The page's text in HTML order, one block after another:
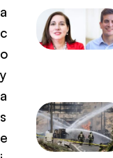
a
c
o
y
a
s
e